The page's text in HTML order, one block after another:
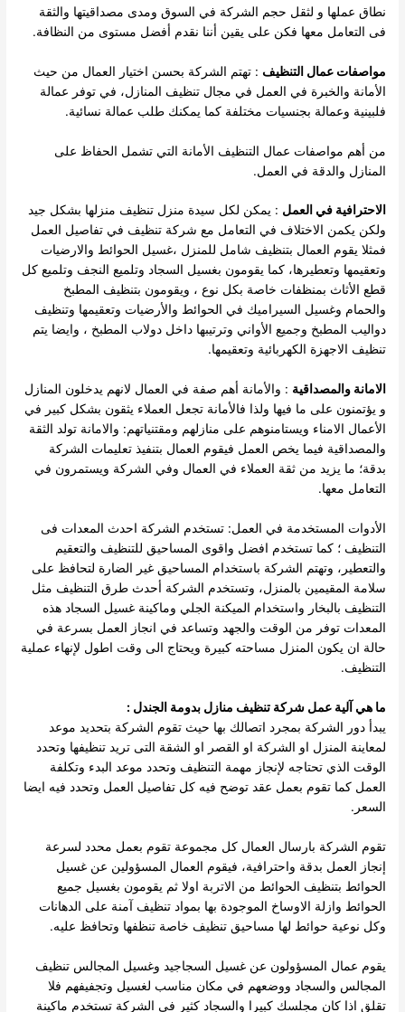
نطاق عملها و لثقل حجم الشركة في السوق ومدى مصداقيتها والثقة
فى التعامل معها فكن على يقين أننا نقدم أفضل مستوى من النظافة.
مواصفات عمال التنظيف : تهتم الشركة بحسن اختيار العمال من حيث
الأمانة والخبرة في العمل في مجال تنظيف المنازل، في توفر عمالة
فلبينية وعمالة بجنسيات مختلفة كما يمكنك طلب عمالة نسائية.
من أهم مواصفات عمال التنظيف الأمانة التي تشمل الحفاظ على
المنازل والدقة في العمل.
الاحترافية في العمل : يمكن لكل سيدة منزل تنظيف منزلها بشكل جيد
ولكن يكمن الاختلاف في التعامل مع شركة تنظيف في تفاصيل العمل
فمثلا يقوم العمال بتنظيف شامل للمنزل ،غسيل الحوائط والارضيات
وتعقيمها وتعطيرها، كما يقومون بغسيل السجاد وتلميع النجف وتلميع كل
قطع الأثاث بمنظفات خاصة بكل نوع ، ويقومون بتنظيف المطبخ
والحمام وغسيل السيراميك في الحوائط والأرضيات وتعقيمها وتنظيف
دواليب المطبخ وجميع الأواني وترتيبها داخل دولاب المطبخ ، وايضا يتم
تنظيف الاجهزة الكهربائية وتعقيمها.
الامانة والمصداقية : والأمانة أهم صفة في العمال لانهم يدخلون المنازل
و يؤتمنون على ما فيها ولذا فالأمانة تجعل العملاء يثقون بشكل كبير في
الأعمال الامناء ويستامنوهم على منازلهم ومقتنياتهم: والامانة تولد الثقة
والمصداقية فيما يخص العمل فيقوم العمال بتنفيذ تعليمات الشركة
بدقة؛ ما يزيد من ثقة العملاء في العمال وفي الشركة ويستمرون في
التعامل معها.
الأدوات المستخدمة في العمل: تستخدم الشركة احدث المعدات فى
التنظيف ؛ كما تستخدم افضل واقوى المساحيق للتنظيف والتعقيم
والتعطير، وتهتم الشركة باستخدام المساحيق غير الضارة لتحافظ على
سلامة المقيمين بالمنزل، وتستخدم الشركة أحدث طرق التنظيف مثل
التنظيف بالبخار واستخدام الميكنة الجلي وماكينة غسيل السجاد هذه
المعدات توفر من الوقت والجهد وتساعد في انجاز العمل بسرعة في
حالة ان يكون المنزل مساحته كبيرة ويحتاج الى وقت اطول لإنهاء عملية
التنظيف.
ما هي آلية عمل شركة تنظيف منازل بدومة الجندل :
يبدأ دور الشركة بمجرد اتصالك بها حيث تقوم الشركة بتحديد موعد
لمعاينة المنزل او الشركة او القصر او الشقة التى تريد تنظيفها وتحدد
الوقت الذي تحتاجه لإنجاز مهمة التنظيف وتحدد موعد البدء وتكلفة
العمل كما تقوم بعمل عقد توضح فيه كل تفاصيل العمل وتحدد فيه ايضا
السعر.
تقوم الشركة بارسال العمال كل مجموعة تقوم بعمل محدد لسرعة
إنجاز العمل بدقة واحترافية، فيقوم العمال المسؤولين عن غسيل
الحوائط بتنظيف الحوائط من الاتربة اولا ثم يقومون بغسيل جميع
الحوائط وازلة الاوساخ الموجودة بها بمواد تنظيف آمنة على الدهانات
وكل نوعية حوائط لها مساحيق تنظيف خاصة تنظفها وتحافظ عليه.
يقوم عمال المسؤولون عن غسيل السجاجيد وغسيل المجالس تنظيف
المجالس والسجاد ووضعهم في مكان مناسب لغسيل وتجفيفهم فلا
تقلق اذا كان مجلسك كبيرا والسجاد كثير في الشركة تستخدم ماكينة